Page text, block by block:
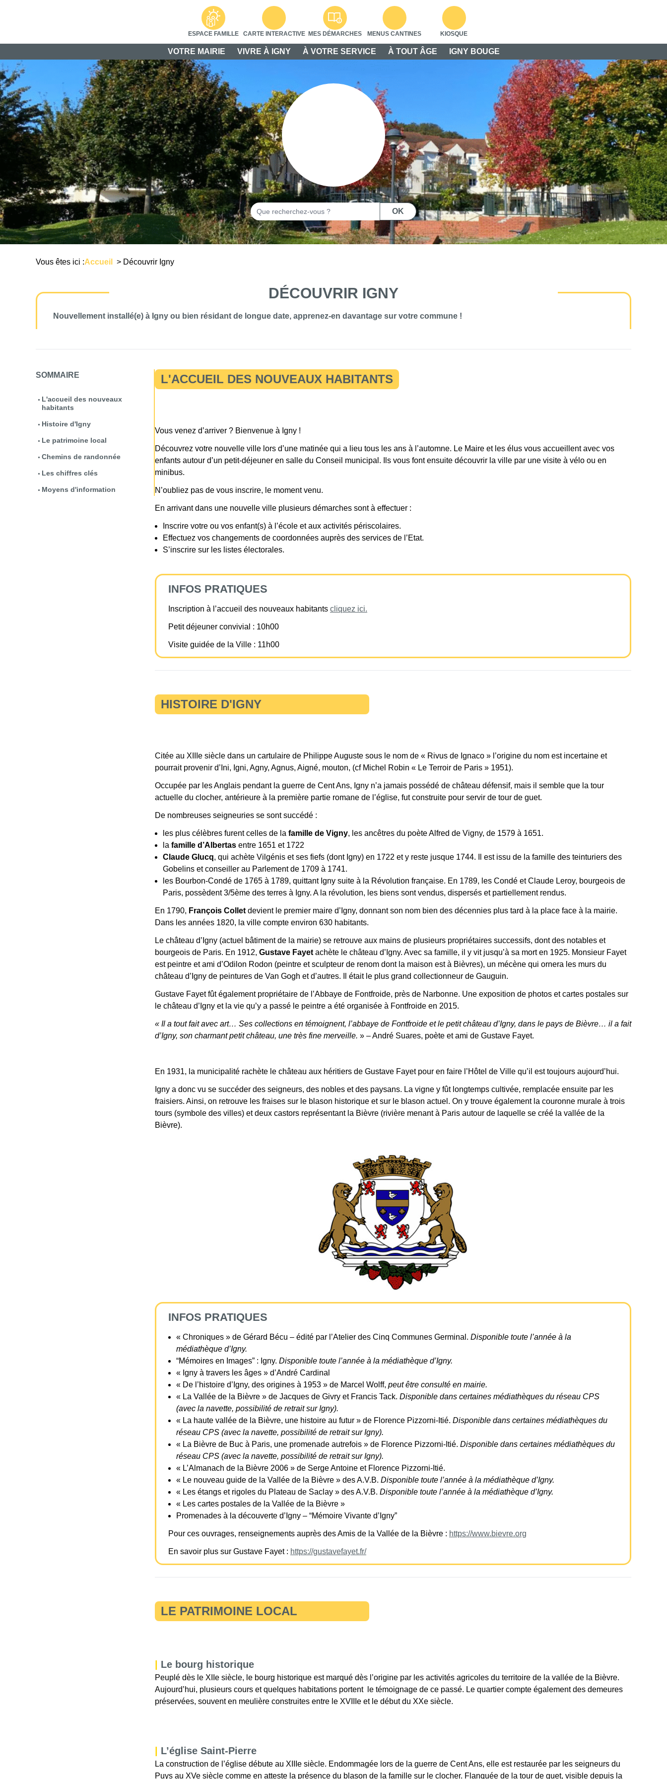
ESPACE FAMILLE CARTE INTERACTIVE MES DÉMARCHES MENUS CANTINES KIOSQUE
VOTRE MAIRIE VIVRE À IGNY À VOTRE SERVICE À TOUT ÂGE IGNY BOUGE
Rechercher OK
Vous êtes ici :Accueil > Découvrir Igny
DÉCOUVRIR IGNY
Nouvellement installé(e) à Igny ou bien résidant de longue date, apprenez-en davantage sur votre commune !
SOMMAIRE
L'accueil des nouveaux
habitants
Histoire d'Igny
Le patrimoine local
Chemins de randonnée
Les chiffres clés
Moyens d'information
L'ACCUEIL DES NOUVEAUX HABITANTS
Vous venez d’arriver ? Bienvenue à Igny !
Découvrez votre nouvelle ville lors d’une matinée qui a lieu tous les ans à l’automne. Le Maire et les élus vous accueillent avec vos
enfants autour d’un petit-déjeuner en salle du Conseil municipal. Ils vous font ensuite découvrir la ville par une visite à vélo ou en
minibus.
N’oubliez pas de vous inscrire, le moment venu.
En arrivant dans une nouvelle ville plusieurs démarches sont à effectuer :
Inscrire votre ou vos enfant(s) à l’école et aux activités périscolaires.
Effectuez vos changements de coordonnées auprès des services de l’Etat.
S’inscrire sur les listes électorales.
INFOS PRATIQUES
Inscription à l’accueil des nouveaux habitants cliquez ici.
Petit déjeuner convivial : 10h00
Visite guidée de la Ville : 11h00
HISTOIRE D'IGNY
Citée au XIIIe siècle dans un cartulaire de Philippe Auguste sous le nom de « Rivus de Ignaco » l’origine du nom est incertaine et
pourrait provenir d’Ini, Igni, Agny, Agnus, Aigné, mouton, (cf Michel Robin « Le Terroir de Paris » 1951).
Occupée par les Anglais pendant la guerre de Cent Ans, Igny n’a jamais possédé de château défensif, mais il semble que la tour
actuelle du clocher, antérieure à la première partie romane de l’église, fut construite pour servir de tour de guet.
De nombreuses seigneuries se sont succédé :
les plus célèbres furent celles de la famille de Vigny, les ancêtres du poète Alfred de Vigny, de 1579 à 1651.
la famille d’Albertas entre 1651 et 1722
Claude Glucq, qui achète Vilgénis et ses fiefs (dont Igny) en 1722 et y reste jusque 1744. Il est issu de la famille des teinturiers des
Gobelins et conseiller au Parlement de 1709 à 1741.
les Bourbon-Condé de 1765 à 1789, quittant Igny suite à la Révolution française. En 1789, les Condé et Claude Leroy, bourgeois de
Paris, possèdent 3/5ème des terres à Igny. A la révolution, les biens sont vendus, dispersés et partiellement rendus.
En 1790, François Collet devient le premier maire d’Igny, donnant son nom bien des décennies plus tard à la place face à la mairie.
Dans les années 1820, la ville compte environ 630 habitants.
Le château d’Igny (actuel bâtiment de la mairie) se retrouve aux mains de plusieurs propriétaires successifs, dont des notables et
bourgeois de Paris. En 1912, Gustave Fayet achète le château d’Igny. Avec sa famille, il y vit jusqu’à sa mort en 1925. Monsieur Fayet
est peintre et ami d’Odilon Rodon (peintre et sculpteur de renom dont la maison est à Bièvres), un mécène qui ornera les murs du
château d’Igny de peintures de Van Gogh et d’autres. Il était le plus grand collectionneur de Gauguin.
Gustave Fayet fût également propriétaire de l’Abbaye de Fontfroide, près de Narbonne. Une exposition de photos et cartes postales sur
le château d’Igny et la vie qu’y a passé le peintre a été organisée à Fontfroide en 2015.
« Il a tout fait avec art… Ses collections en témoignent, l’abbaye de Fontfroide et le petit château d’Igny, dans le pays de Bièvre… il a fait
d’Igny, son charmant petit château, une très fine merveille. » – André Suares, poète et ami de Gustave Fayet.
En 1931, la municipalité rachète le château aux héritiers de Gustave Fayet pour en faire l’Hôtel de Ville qu’il est toujours aujourd’hui.
Igny a donc vu se succéder des seigneurs, des nobles et des paysans. La vigne y fût longtemps cultivée, remplacée ensuite par les
fraisiers. Ainsi, on retrouve les fraises sur le blason historique et sur le blason actuel. On y trouve également la couronne murale à trois
tours (symbole des villes) et deux castors représentant la Bièvre (rivière menant à Paris autour de laquelle se créé la vallée de la
Bièvre).
INFOS PRATIQUES
« Chroniques » de Gérard Bécu – édité par l’Atelier des Cinq Communes Germinal. Disponible toute l’année à la
médiathèque d’Igny.
“Mémoires en Images” : Igny. Disponible toute l’année à la médiathèque d’Igny.
« Igny à travers les âges » d’André Cardinal
« De l’histoire d’Igny, des origines à 1953 » de Marcel Wolff, peut être consulté en mairie.
« La Vallée de la Bièvre » de Jacques de Givry et Francis Tack. Disponible dans certaines médiathèques du réseau CPS
(avec la navette, possibilité de retrait sur Igny).
« La haute vallée de la Bièvre, une histoire au futur » de Florence Pizzorni-Itié. Disponible dans certaines médiathèques du
réseau CPS (avec la navette, possibilité de retrait sur Igny).
« La Bièvre de Buc à Paris, une promenade autrefois » de Florence Pizzorni-Itié. Disponible dans certaines médiathèques du
réseau CPS (avec la navette, possibilité de retrait sur Igny).
« L’Almanach de la Bièvre 2006 » de Serge Antoine et Florence Pizzorni-Itié.
« Le nouveau guide de la Vallée de la Bièvre » des A.V.B. Disponible toute l’année à la médiathèque d’Igny.
« Les étangs et rigoles du Plateau de Saclay » des A.V.B. Disponible toute l’année à la médiathèque d’Igny.
« Les cartes postales de la Vallée de la Bièvre »
Promenades à la découverte d’Igny – “Mémoire Vivante d’Igny”
Pour ces ouvrages, renseignements auprès des Amis de la Vallée de la Bièvre : https://www.bievre.org
En savoir plus sur Gustave Fayet : https://gustavefayet.fr/
LE PATRIMOINE LOCAL
Le bourg historique
Peuplé dès le XIIe siècle, le bourg historique est marqué dès l’origine par les activités agricoles du territoire de la vallée de la Bièvre.
Aujourd’hui, plusieurs cours et quelques habitations portent le témoignage de ce passé. Le quartier compte également des demeures
préservées, souvent en meulière construites entre le XVIIIe et le début du XXe siècle.
L’église Saint-Pierre
La construction de l’église débute au XIIIe siècle. Endommagée lors de la guerre de Cent Ans, elle est restaurée par les seigneurs du
Puys au XVe siècle comme en atteste la présence du blason de la famille sur le clocher. Flanquée de la tour de guet, visible depuis la